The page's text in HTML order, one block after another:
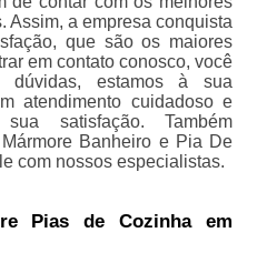
Assim, a empresa conquista
que são os maiores
em contato conosco, você
dúvidas, estamos à sua
atendimento cuidadoso e
satisfação. Também
Banheiro e Pia De
com nossos especialistas.
Pias de Cozinha em